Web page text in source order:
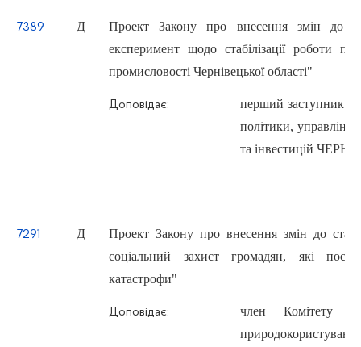
7389 Д
Проект Закону про внесення змін до
експеримент щодо стабілізації роботи
промисловості Чернівецької області"
Доповідає:
перший заступник
політики,
та інвестицій
7291 Д
Проект Закону про внесення змін до
соціальний захист громадян, які
катастрофи"
Доповідає:
член Комітету з